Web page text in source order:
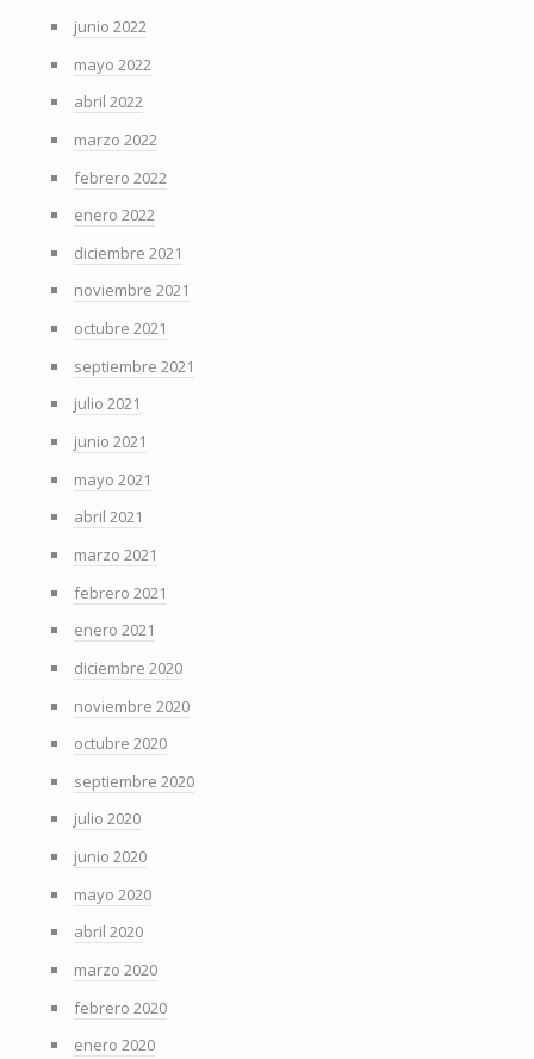
junio 2022
mayo 2022
abril 2022
marzo 2022
febrero 2022
enero 2022
diciembre 2021
noviembre 2021
octubre 2021
septiembre 2021
julio 2021
junio 2021
mayo 2021
abril 2021
marzo 2021
febrero 2021
enero 2021
diciembre 2020
noviembre 2020
octubre 2020
septiembre 2020
julio 2020
junio 2020
mayo 2020
abril 2020
marzo 2020
febrero 2020
enero 2020